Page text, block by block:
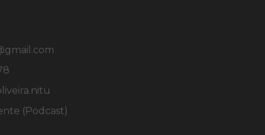
(Podcast)